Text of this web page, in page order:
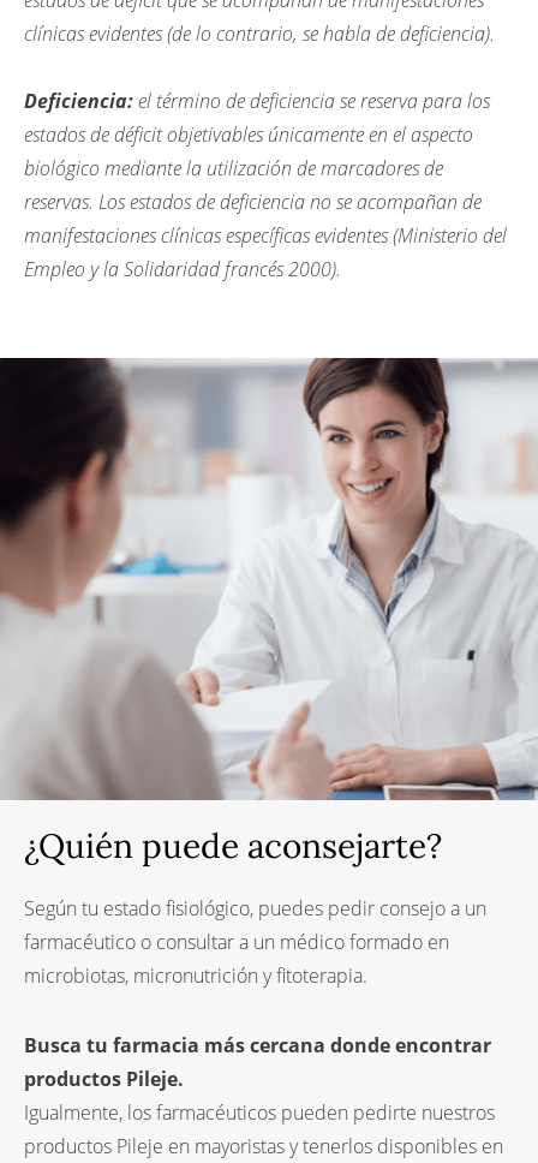
clínicas evidentes (de lo contrario, se habla de deficiencia).
Deficiencia:el término de deficiencia se reserva para los
estados de déficit objetivables únicamente en el aspecto
biológico mediante la utilización de marcadores de
reservas. Los estados de deficiencia no se acompañan de
manifestaciones clínicas específicas evidentes (Ministerio del
Empleo y la Solidaridad francés 2000).
¿Quién puede aconsejarte?
Según tu estado fisiológico, puedes pedir consejo a un
farmacéutico o consultar a un médico formado en
microbiotas, micronutrición y fitoterapia.
Busca tu farmacia más cercana donde encontrar
productos Pileje.
Igualmente, los farmacéuticos pueden pedirte nuestros
productos Pileje en mayoristas y tenerlos disponibles en